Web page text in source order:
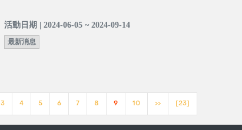
活動日期 | 2024-06-05 ~ 2024-09-14
最新消息
3 4 5 6 7 8 9 10 >> [23]